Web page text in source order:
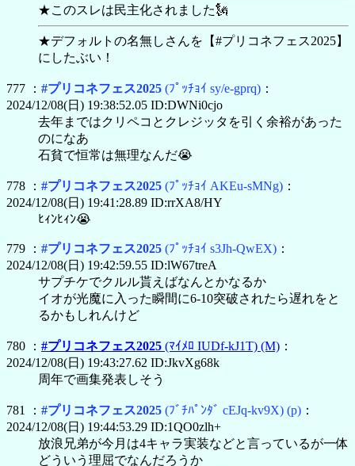
★このスレは民主化されました🗽
★デフォルトの名無しさんを【#プリコネフェス2025】
にしたぶい！
777 ： #プリコネフェス2025 (ﾌﾟｯﾁｮｲ sy/e-gprq) ：
2024/12/08(日) 19:38:52.05 ID:DWNi0cjo
去年まではクリペコとクレジッタを引く余裕があった
のになあ
石貧で恒常は無理なんだ😭
778 ： #プリコネフェス2025 (ﾌﾟｯﾁｮｲ AKEu-sMNg) ：
2024/12/08(日) 19:41:28.89 ID:rrXA8/HY
ﾋｨﾝﾋｨﾝ😭
779 ： #プリコネフェス2025 (ﾌﾟｯﾁｮｲ s3Jh-QwEX) ：
2024/12/08(日) 19:42:59.55 ID:lW67treA
サプチケでクルル貰えばなんとかなるか
イオが光魔に入った瞬間に6-10突破されたら遅れをと
るかもしれんけど
780 ： #プリコネフェス2025 (ﾏｲﾒﾛ IUDf-kJ1T) (M) ：
2024/12/08(日) 19:43:27.62 ID:JkvXg68k
周年で画集発表しそう
781 ： #プリコネフェス2025 (ﾌﾞﾁﾊﾟﾝﾀﾞ cEJq-kv9X) (p) ：
2024/12/08(日) 19:44:53.29 ID:1QO0zlh+
放浪兄弟が今月は4キャラ実装などと言っているが一体
どういう理屈でなんだろうか